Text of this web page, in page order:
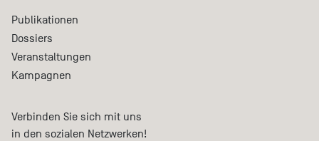
Publikationen
Dossiers
Veranstaltungen
Kampagnen
Verbinden Sie sich mit uns
in den sozialen Netzwerken!